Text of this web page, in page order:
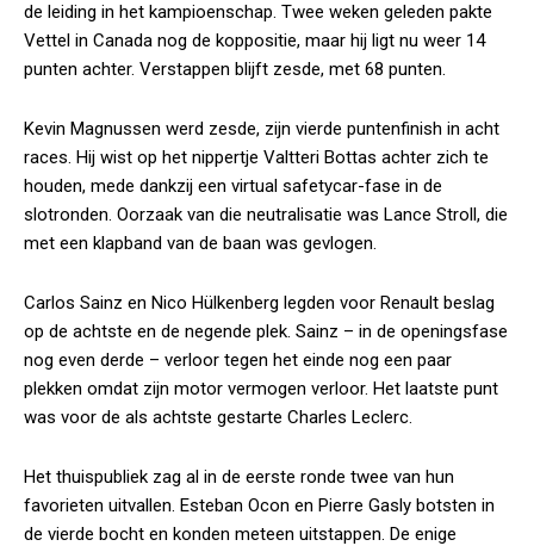
de leiding in het kampioenschap. Twee weken geleden pakte
Vettel in Canada nog de koppositie, maar hij ligt nu weer 14
punten achter. Verstappen blijft zesde, met 68 punten.
Kevin Magnussen werd zesde, zijn vierde puntenfinish in acht
races. Hij wist op het nippertje Valtteri Bottas achter zich te
houden, mede dankzij een virtual safetycar-fase in de
slotronden. Oorzaak van die neutralisatie was Lance Stroll, die
met een klapband van de baan was gevlogen.
Carlos Sainz en Nico Hülkenberg legden voor Renault beslag
op de achtste en de negende plek. Sainz – in de openingsfase
nog even derde – verloor tegen het einde nog een paar
plekken omdat zijn motor vermogen verloor. Het laatste punt
was voor de als achtste gestarte Charles Leclerc.
Het thuispubliek zag al in de eerste ronde twee van hun
favorieten uitvallen. Esteban Ocon en Pierre Gasly botsten in
de vierde bocht en konden meteen uitstappen. De enige